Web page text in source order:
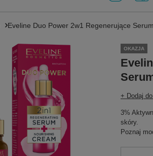
Eveline Duo Power 2w1 Regenerujące
OKAZJA
+ Dodaj
3%
skóry.
Poznaj